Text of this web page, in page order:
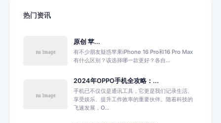
热门资讯
原创 苹...
有不少朋友疑惑苹果iPhone 16 Pro和16 Pro Max
有什么区别？该选择哪一款更好？各自...
2024年OPPO手机全攻略：...
手机已不仅仅是通讯工具，它更是我们记录生活、
享受娱乐、提升工作效率的重要伙伴。随着科技的
飞速发展，O...